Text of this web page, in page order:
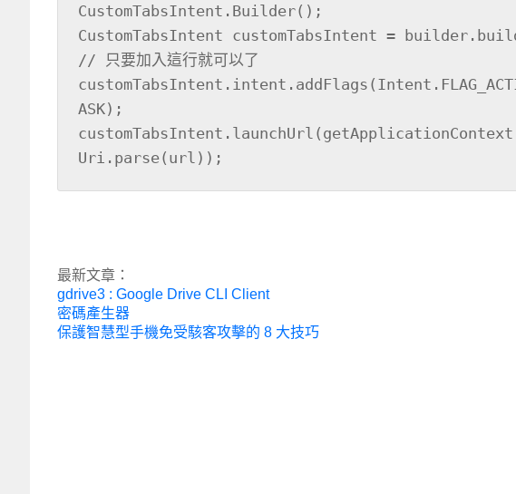
CustomTabsIntent.Builder();
CustomTabsIntent customTabsIntent =
// 只要加入這行就可以了
ASK);
Uri.parse(url));
最新文章：
gdrive3 : Google Drive CLI Client
密碼產生器
保護智慧型手機免受駭客攻擊的 8 大技巧